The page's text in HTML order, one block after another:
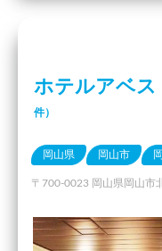
ホテルアベ
件）
岡山県 岡山市
〒700-0023 岡山県岡山市